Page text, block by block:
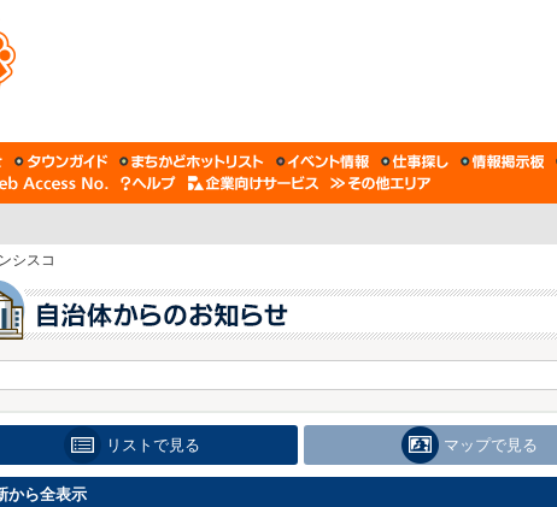
シスコ
リストで見る マップで見る
から全表示